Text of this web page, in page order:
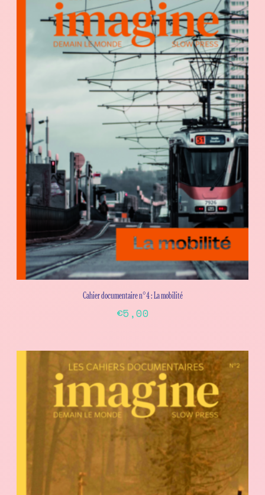
Cahier documentaire n°4 : La mobilité
€5,00